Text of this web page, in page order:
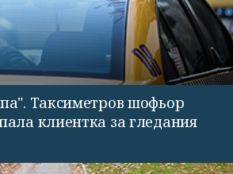
Таксиметров шофьор
клиентка за гледания